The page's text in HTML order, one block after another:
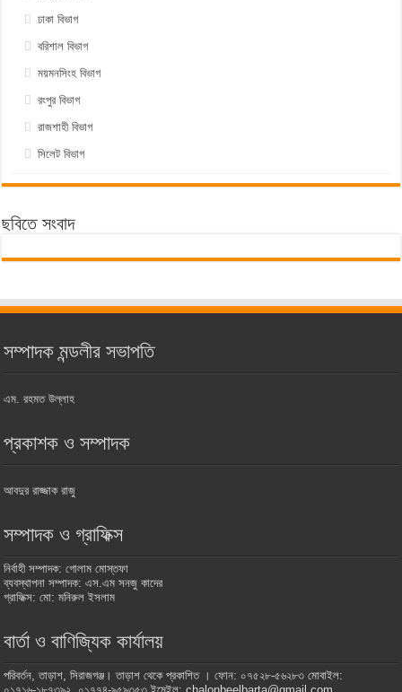
ঢাকা বিভাগ
বরিশাল বিভাগ
ময়মনসিংহ বিভাগ
রংপুর বিভাগ
রাজশাহী বিভাগ
সিলেট বিভাগ
ছবিতে সংবাদ
সম্পাদক মন্ডলীর সভাপতি
এম. রহমত উল্লাহ
প্রকাশক ও সম্পাদক
আবদুর রাজ্জাক রাজু
সম্পাদক ও গ্রাফিক্স
নির্বাহী সম্পাদক: গোলাম মোস্তফা
ব্যবস্থাপনা সম্পাদক: এস.এম সনজু কাদের
গ্রাফিক্স: মো: মনিরুল ইসলাম
বার্তা ও বাণিজ্যিক কার্যালয়
পরিবর্তন, তাড়াশ, সিরাজগঞ্জ। তাড়াশ থেকে প্রকাশিত । ফোন: ০৭৫২৮-৫৬২৮৩ মোবাইল: